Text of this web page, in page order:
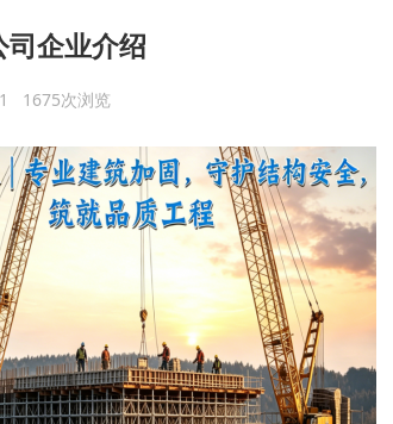
企业介绍
1675次浏览